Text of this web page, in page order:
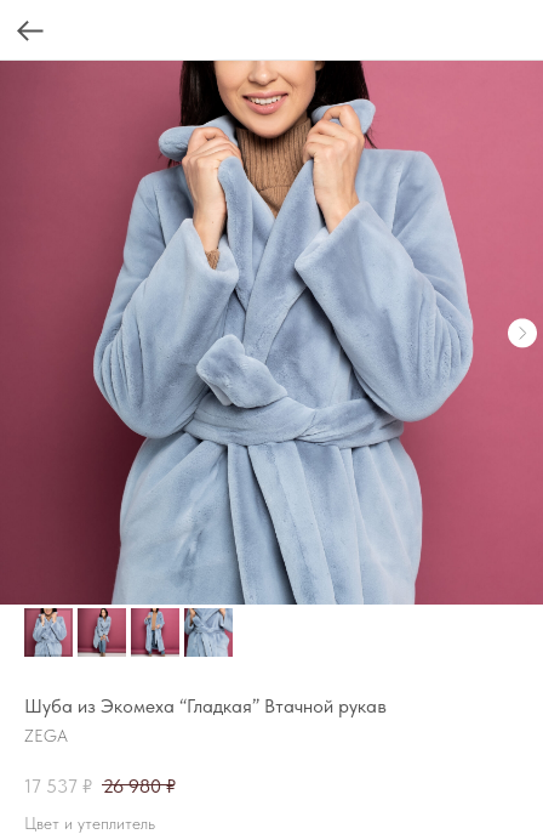
Шуба из Экомеха “Гладкая” Втачной рукав
ZEGA
17 537 ₽ 26 980 ₽
Цвет и утеплитель